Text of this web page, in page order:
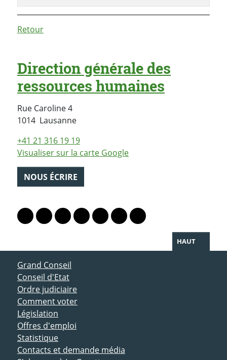
Retour
Direction générale des
ressources humaines
Rue Caroline 4
1014 LausanneSuisse
+41 21 316 19 19
Visualiser sur la carte Google
NOUS ÉCRIRE
Lien vers le profil Mastodon
Lien vers le profil Bluesky
Lien vers le profil Instagram
Lien vers le profil Linkedin
Lien vers le profil Facebook
Lien vers le profil Twitter
Partager par WhatsApp
HAUT
ACCÈS DIRECT
Grand Conseil
Conseil d'Etat
Ordre judiciaire
Comment voter
Législation
Offres d'emploi
Statistique
Contacts et demande média